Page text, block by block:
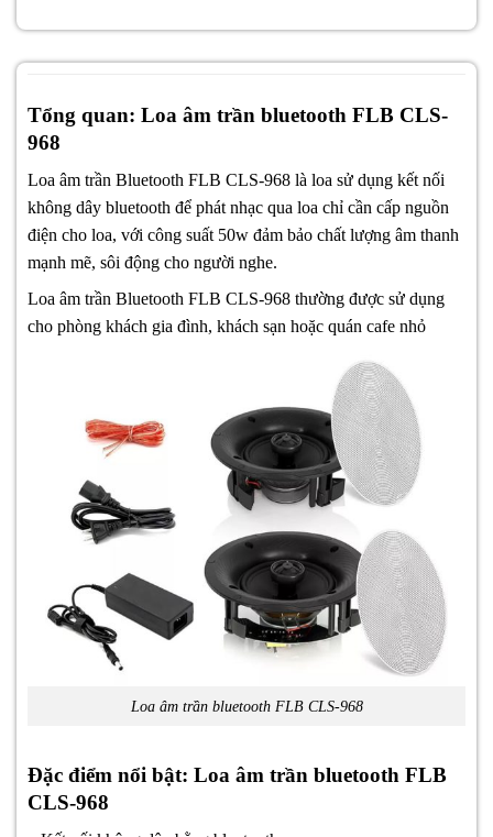
Tổng quan: Loa âm trần bluetooth FLB CLS-
968
Loa âm trần Bluetooth FLB CLS-968 là loa sử dụng kết nối
không dây bluetooth để phát nhạc qua loa chỉ cần cấp nguồn
điện cho loa, với công suất 50w đảm bảo chất lượng âm thanh
mạnh mẽ, sôi động cho người nghe.
Loa âm trần Bluetooth FLB CLS-968 thường được sử dụng
cho phòng khách gia đình, khách sạn hoặc quán cafe nhỏ
Loa âm trần bluetooth FLB CLS-968
Đặc điểm nổi bật: Loa âm trần bluetooth FLB
CLS-968